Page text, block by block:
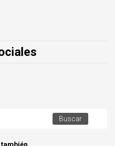
Buscar